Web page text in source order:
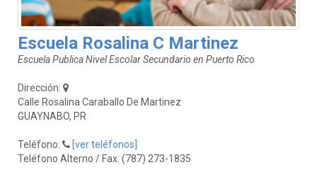
Escuela Rosalina C Martinez
Escuela Publica Nivel Escolar Secundario en Puerto Rico
Dirección:
Calle Rosalina Caraballo De Martinez
GUAYNABO, PR
Teléfono:
[ver teléfonos]
Teléfono Alterno / Fax: (787) 273-1835